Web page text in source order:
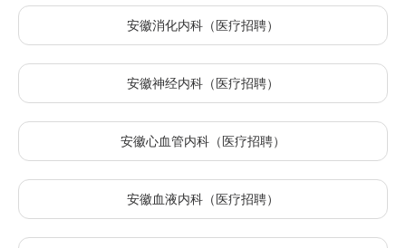
安徽消化内科（医疗招聘）
安徽神经内科（医疗招聘）
安徽心血管内科（医疗招聘）
安徽血液内科（医疗招聘）